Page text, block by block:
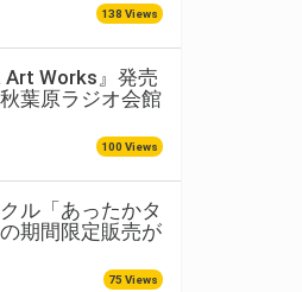
138 Views
Art Works』発売
葉原ラジオ会館
100 Views
ル「あったかタ
期間限定販売が
75 Views